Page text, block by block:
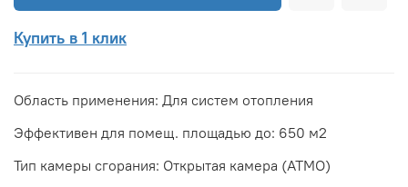
Купить в 1 клик
Область применения: Для систем отопления
Эффективен для помещ. площадью до: 650 м2
Тип камеры сгорания: Открытая камера (ATMO)